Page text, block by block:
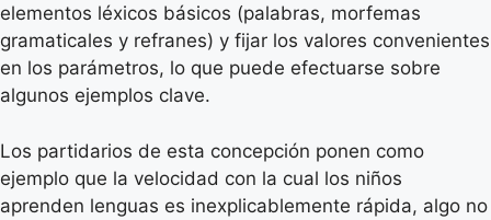
elementos léxicos básicos (palabras, morfemas
gramaticales y refranes) y fijar los valores convenientes
en los parámetros, lo que puede efectuarse sobre
algunos ejemplos clave.
Los partidarios de esta concepción ponen como
ejemplo que la velocidad con la cual los niños
aprenden lenguas es inexplicablemente rápida, algo no